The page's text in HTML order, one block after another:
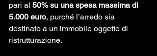
pari al 50% su una spesa massima di
5.000 euro, purché l’arredo sia
destinato a un immobile oggetto di
ristrutturazione.